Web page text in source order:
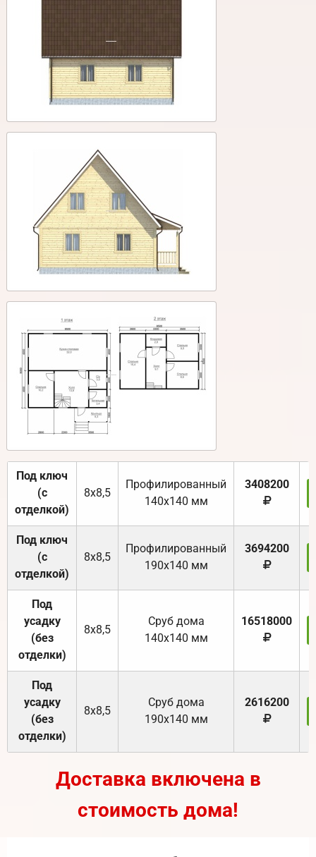
Под ключ
(с
отделкой)
8х8,5
Профилированный
140х140 мм
3408200
Под ключ
(с
отделкой)
8х8,5
Профилированный
190х140 мм
3694200
Под
усадку
(без
отделки)
8х8,5
Cруб дома
140х140 мм
16518000
Под
усадку
(без
отделки)
8х8,5
Cруб дома
190х140 мм
2616200
Доставка включена в
стоимость дома!